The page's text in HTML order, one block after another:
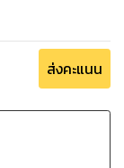
ส่งคะแนน